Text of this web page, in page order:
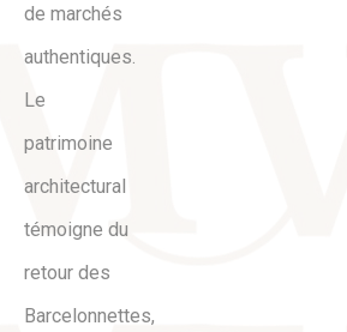
de marchés
authentiques.
Le
patrimoine
architectural
témoigne du
retour des
Barcelonnettes,